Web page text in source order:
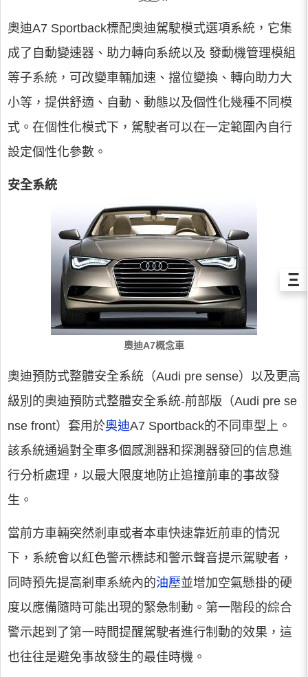
奧迪A7 Sportback標配奧迪駕駛模式選項系統，它集
成了自動變速器、助力轉向系統以及 發動機管理模組
等子系統，可改變車輛加速、擋位變換、轉向助力大
小等，提供舒適、自動、動態以及個性化幾種不同模
式。在個性化模式下，駕駛者可以在一定範圍內自行
設定個性化參數。
安全系統
奧迪A7概念車
奧迪預防式整體安全系統（Audi pre sense）以及更高
級別的奧迪預防式整體安全系統-前部版（Audi pre se
nse front）套用於奧迪A7 Sportback的不同車型上。
該系統通過對全車多個感測器和探測器發回的信息進
行分析處理，以最大限度地防止追撞前車的事故發
生。
當前方車輛突然剎車或者本車快速靠近前車的情況
下，系統會以紅色警示標誌和警示聲音提示駕駛者，
同時預先提高剎車系統內的油壓並增加空氣懸掛的硬
度以應備隨時可能出現的緊急制動。第一階段的綜合
警示起到了第一時間提醒駕駛者進行制動的效果，這
也往往是避免事故發生的最佳時機。
Ξ